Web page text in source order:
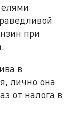
при
в
лично она
от налога в